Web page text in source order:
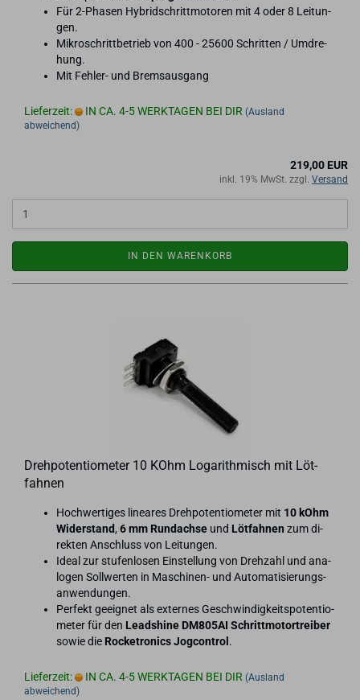
Für 2-​Pha­sen Hy­brid­schritt­mo­to­ren mit 4 oder 8 Lei­tun­
gen.
Mi­kro­schritt­be­trieb von 400 - 25600 Schrit­ten / Um­dre­
hung.
Mit Fehler-​​ und Brems­aus­gang
Lieferzeit: IN CA. 4-5 WERKTAGEN BEI DIR (Ausland
abweichend)
219,00 EUR
inkl. 19% MwSt. zzgl. Versand
IN DEN WARENKORB
Dreh­po­ten­tio­me­ter 10 KOhm Lo­ga­rith­misch mit Löt­
fah­nen
Hoch­wer­ti­ges li­nea­res Dreh­po­ten­tio­me­ter mit 10 kOhm
Wi­der­stand , 6 mm Rund­ach­se und Löt­fah­nen zum di­
rek­ten An­schluss von Lei­tun­gen.
Ideal zur stu­fen­lo­sen Ein­stel­lung von Dreh­zahl und ana­
lo­gen Soll­wer­ten in Maschinen-​ und Au­to­ma­ti­sie­rungs­
an­wen­dun­gen.
Per­fekt ge­eig­net als ex­ter­nes Ge­schwin­dig­keits­po­ten­tio­
me­ter für den Leadshi­ne DM805AI Schritt­mo­tor­trei­ber
sowie die Ro­cke­tro­nics Jog­con­trol .
Lieferzeit: IN CA. 4-5 WERKTAGEN BEI DIR (Ausland
abweichend)